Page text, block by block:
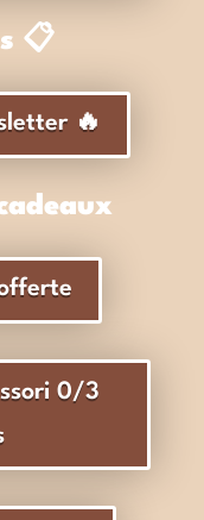
📋
🔥
0/3